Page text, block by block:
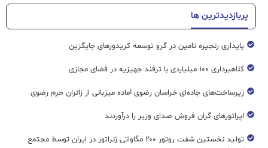
پربازدیدترین ها
پایداری زنجیره تامین در گرو توسعه کریدورهای جایگزین
کلاهبرداری ۱۰۰ میلیاردی با ترفند جهیزیه در فضای مجازی
زیرساخت‌های جاده‌ای خراسان رضوی آماده میزبانی از زائران حرم رضوی
اپراتورهای گران فروش صدای وزیر را درآوردند
تولید نخستین شفت روتور ۲۰۰ مگاواتی ژنراتور در ایران توسط مجتمع